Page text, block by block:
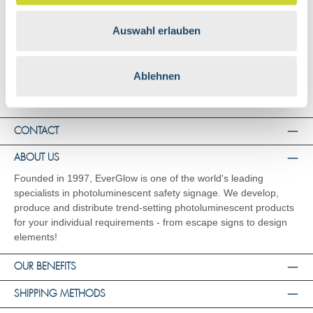
Auswahl erlauben
Ablehnen
Shipping and Payment
CONTACT
ABOUT US
Founded in 1997, EverGlow is one of the world's leading
specialists in photoluminescent safety signage. We develop,
produce and distribute trend-setting photoluminescent products
for your individual requirements - from escape signs to design
elements!
OUR BENEFITS
SHIPPING METHODS